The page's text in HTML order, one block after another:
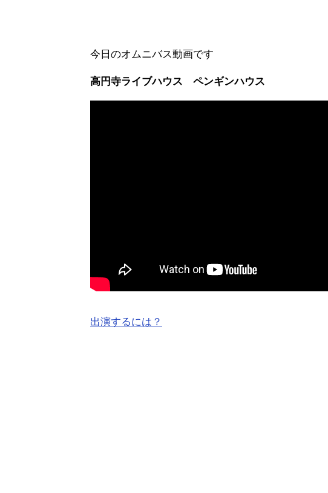
今日のオムニバス動画です
高円寺ライブハウス ペンギンハウス
出演するには？